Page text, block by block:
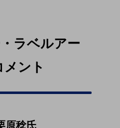
ラベルアー
ント
原稔氏